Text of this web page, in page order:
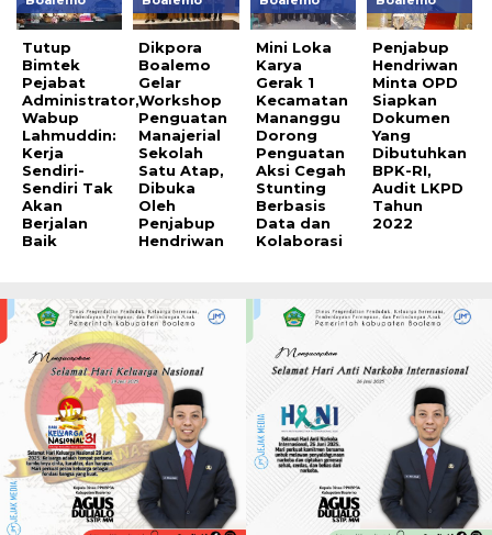
Tutup
Bimtek
Pejabat
Administrator,
Wabup
Lahmuddin:
Kerja
Sendiri-
Sendiri Tak
Akan
Berjalan
Baik
Dikpora
Boalemo
Gelar
Workshop
Penguatan
Manajerial
Sekolah
Satu Atap,
Dibuka
Oleh
Penjabup
Hendriwan
Mini Loka
Karya
Gerak 1
Kecamatan
Mananggu
Dorong
Penguatan
Aksi Cegah
Stunting
Berbasis
Data dan
Kolaborasi
Penjabup
Hendriwan
Minta OPD
Siapkan
Dokumen
Yang
Dibutuhkan
BPK-RI,
Audit LKPD
Tahun
2022